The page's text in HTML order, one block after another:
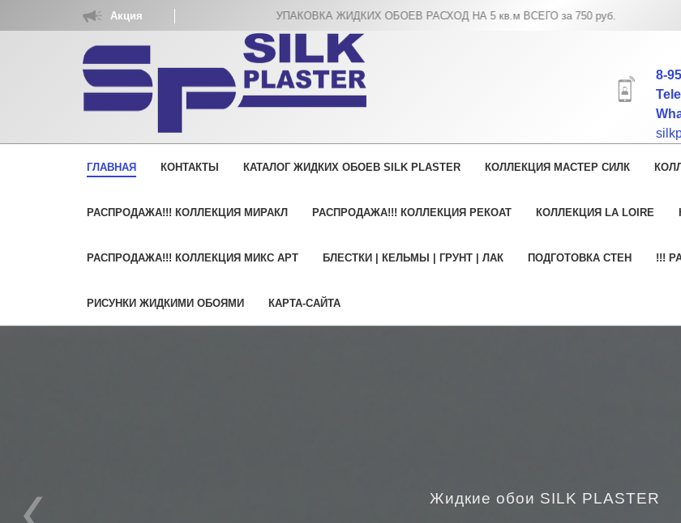
Акция УПАКОВКА ЖИДКИХ ОБОЕВ РАСХОД НА 5 кв.м ВСЕГО за 750 руб.
8-
ГЛАВНАЯ КОНТАКТЫ КАТАЛОГ ЖИДКИХ ОБОЕВ SILK PLASTER КОЛЛЕКЦИЯ МАСТЕР СИЛК
РАСПРОДАЖА!!! КОЛЛЕКЦИЯ МИРАКЛ РАСПРОДАЖА!!! КОЛЛЕКЦИЯ РЕКОАТ КОЛЛЕКЦИЯ LA LOIRE
РАСПРОДАЖА!!! КОЛЛЕКЦИЯ МИКС АРТ БЛЕСТКИ | КЕЛЬМЫ | ГРУНТ | ЛАК ПОДГОТОВКА СТЕН !!!
РИСУНКИ ЖИДКИМИ ОБОЯМИ КАРТА-САЙТА
Жидкие обои SILK PLASTER